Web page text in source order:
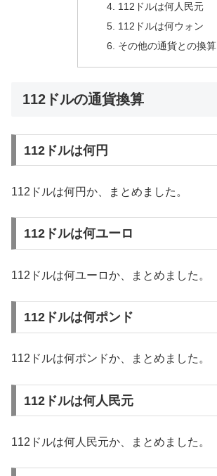
112ドルは何人民元
112ドルは何ウォン
その他の通貨との換算
112ドルの通貨換算
112ドルは何円
112ドルは何円か、まとめました。
112ドルは何ユーロ
112ドルは何ユーロか、まとめました。
112ドルは何ポンド
112ドルは何ポンドか、まとめました。
112ドルは何人民元
112ドルは何人民元か、まとめました。